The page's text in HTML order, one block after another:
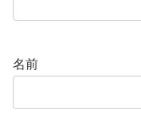
名前